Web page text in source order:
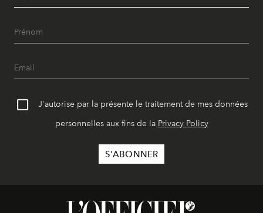
J'autorise par la présente le traitement de mes données
personnelles aux fins de la Privacy Policy